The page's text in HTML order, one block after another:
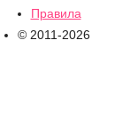
Правила
© 2011-2026